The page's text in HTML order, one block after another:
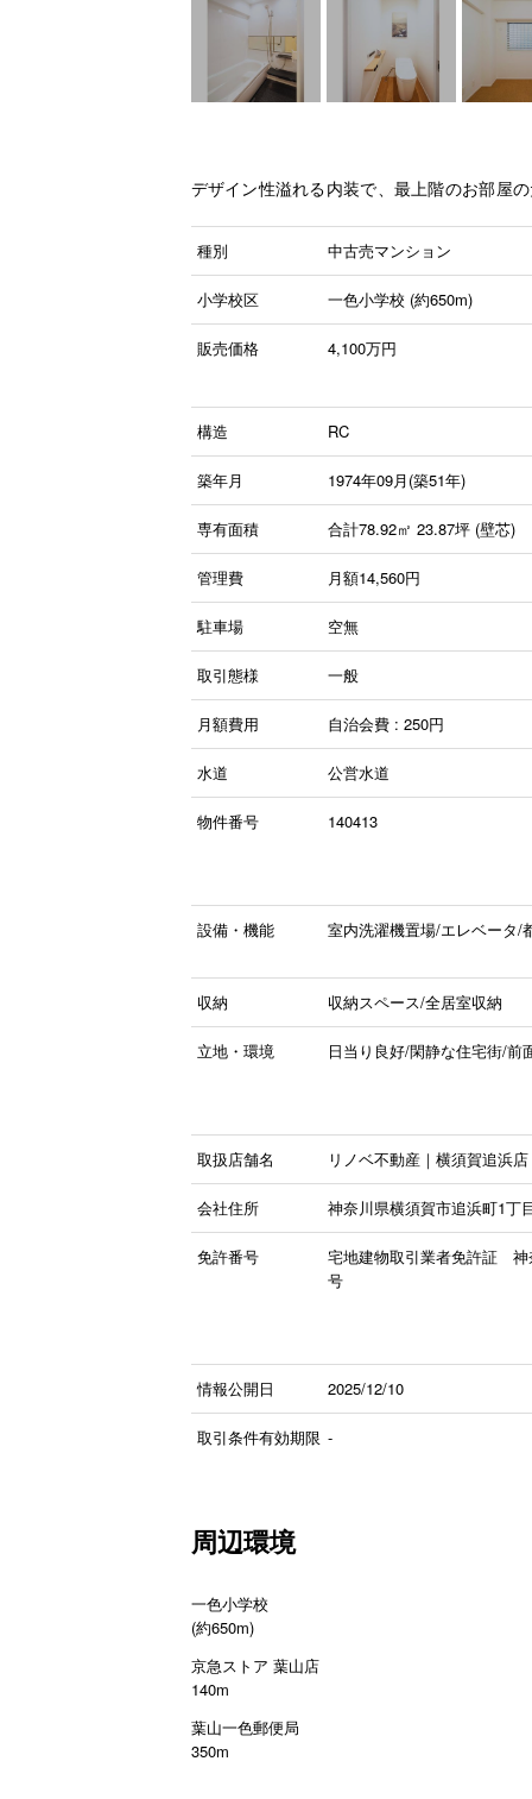
デザイン性溢れる内装で、最上階のお部屋
種別 中古売マンション
小学校区 一色小学校 (約650m)
販売価格 4,100万円
構造 RC
築年月 1974年09月(築51年)
専有面積 合計78.92㎡ 23.87坪 (壁芯)
管理費 月額14,560円
駐車場 空無
取引態様 一般
月額費用 自治会費 : 250円
水道 公営水道
物件番号 140413
設備・機能 室内洗濯機置場/エレベータ/
収納 収納スペース/全居室収納
立地・環境 日当り良好/閑静な住宅街/前
取扱店舗名 リノベ不動産｜横須賀追浜店
会社住所 神奈川県横須賀市追浜町1丁
免許番号
宅地建物取引業者免許証 神
号
情報公開日 2025/12/10
取引条件有効期限 -
周辺環境
一色小学校
(約650m)
京急ストア 葉山店
140m
葉山一色郵便局
350m